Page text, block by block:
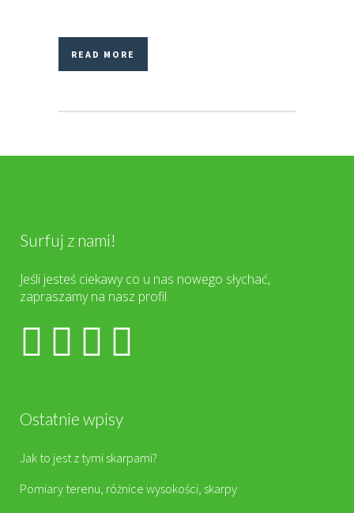
READ MORE
Surfuj z nami!
Jeśli jesteś ciekawy co u nas nowego słychać,
zapraszamy na nasz profil.
Ostatnie wpisy
Jak to jest z tymi skarpami?
Pomiary terenu, różnice wysokości, skarpy